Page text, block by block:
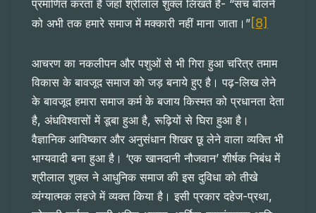
प्रमाणित करता है जहाँ श्रीलाल शुक्ल लिखते हैं- “सच बोलने
को अभी तक हमारे समाज में मक्कारी नहीं माना जाता।” [8]
आचरण का नकलीपन और पशुओं से भी गिरा हुआ चरित्र तमाम
विकास के बावजूद समाज को जड़ बनाये हुए है। पढ़-लिख लेने
के बावजूद हमारा समाज कर्म के बजाय किस्मत को प्रधानता देता
है, अंधविश्वासों में डूबा हुआ है, रूढ़ियों से घिरा हुआ है।
वैज्ञानिक आविष्कार और अनुसंधान शिखर छू लेने वाला व्यक्ति भी
भाग्यवादी बना हुआ है। ‘एक खानदानी नौजवान’ शीर्षक निबंध में
श्रीलाल शुक्ल ने आधुनिक समाज की इस दुविधा को तीखे
व्यंग्यात्मक लहजे में व्यक्त किया है। इसी प्रकार दहेज-प्रथा,